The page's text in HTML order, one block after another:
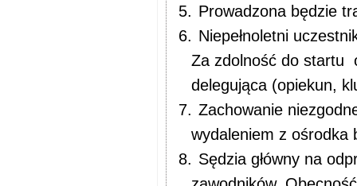
5. Prowadzona będzie
6. Niepełnoletni
Za zdolność do startu
delegująca (opiekun,
7. Zachowanie
wydaleniem z ośrodka
8. Sędzia główny na